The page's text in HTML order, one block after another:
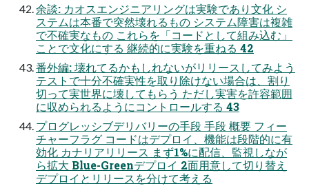
余談: カオスエンジニアリングは実験であり文化 シ
ステムは本番で突然壊れるもの システム障害は複雑
で不確実なもの これらを「コードとして組み込む」
ことで文化にする 継続的に実験を重ねる 42
番外編: 壊れてるかもしれないがリリースしてみよう
テストで十分不確実性を取り除けない場合は、割り
切って実世界に壊してもらう ただし実害を許容範囲
に収められるようにコントロールする 43
プログレッシブデリバリーの手段 手段 概要 フィー
チャーフラグ コードはデプロイ、機能は段階的に有
効化 カナリアリリース まず1%に配信、監視しなが
ら拡大 Blue-Greenデプロイ 2面用意して切り替え
デプロイとリリースを分けて考える